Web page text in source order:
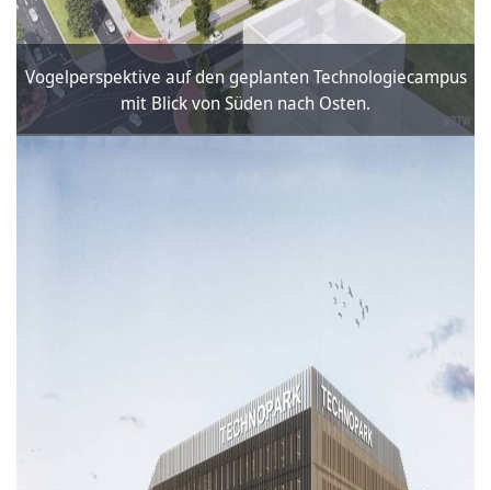
Vogelperspektive auf den geplanten Technologiecampus
mit Blick von Süden nach Osten.